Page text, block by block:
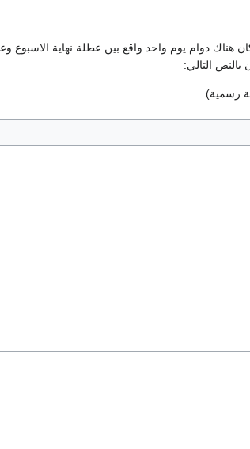
هناك دوام يوم واحد واقع بين عطلة نهاية الاسبوع
بالنص التالي:
رسمية).